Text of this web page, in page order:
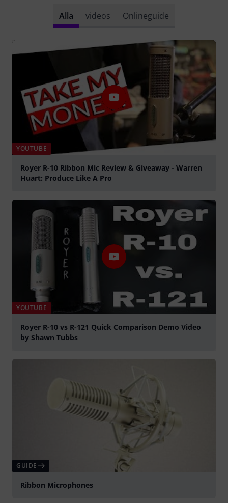
Alla videos Onlineguide
YOUTUBE
Royer R-10 Ribbon Mic Review & Giveaway - Warren
Huart: Produce Like A Pro
YOUTUBE
Royer R-10 vs R-121 Quick Comparison Demo Video
by Shawn Tubbs
GUIDE
Ribbon Microphones